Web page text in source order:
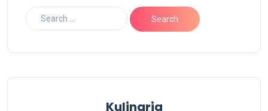
Kulinaria